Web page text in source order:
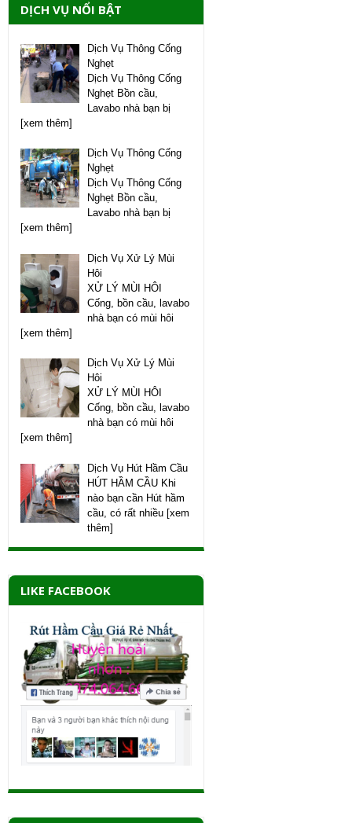
DỊCH VỤ NỔI BẬT
Dịch Vụ Thông Cống
Nghẹt
Dịch Vụ Thông Cống
Nghẹt Bồn cầu,
Lavabo nhà bạn bị
[xem thêm]
Dịch Vụ Thông Cống
Nghẹt
Dịch Vụ Thông Cống
Nghẹt Bồn cầu,
Lavabo nhà bạn bị
[xem thêm]
Dịch Vụ Xử Lý Mùi
Hôi
XỬ LÝ MÙI HÔI
Cống, bồn cầu, lavabo
nhà bạn có mùi hôi
[xem thêm]
Dịch Vụ Xử Lý Mùi
Hôi
XỬ LÝ MÙI HÔI
Cống, bồn cầu, lavabo
nhà bạn có mùi hôi
[xem thêm]
Dịch Vụ Hút Hầm Cầu
HÚT HẦM CẦU Khi
nào bạn cần Hút hầm
cầu, có rất nhiều [xem
thêm]
LIKE FACEBOOK